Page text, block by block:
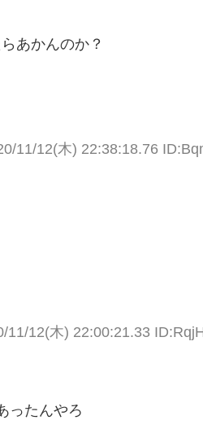
あかんのか？
11/12(木) 22:38:18.76
11/12(木) 22:00:21.33
ったんやろ